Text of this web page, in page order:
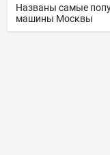
Названы самые
машины Москвы